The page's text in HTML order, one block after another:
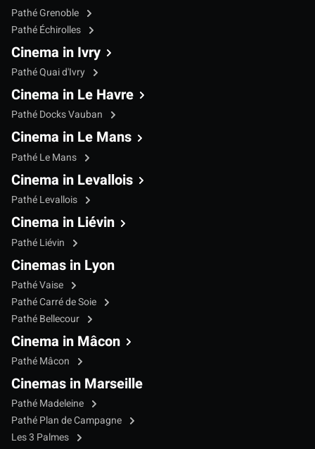
Pathé Grenoble
Pathé Échirolles
Cinema in Ivry
Pathé Quai d'Ivry
Cinema in Le Havre
Pathé Docks Vauban
Cinema in Le Mans
Pathé Le Mans
Cinema in Levallois
Pathé Levallois
Cinema in Liévin
Pathé Liévin
Cinemas in Lyon
Pathé Vaise
Pathé Carré de Soie
Pathé Bellecour
Cinema in Mâcon
Pathé Mâcon
Cinemas in Marseille
Pathé Madeleine
Pathé Plan de Campagne
Les 3 Palmes